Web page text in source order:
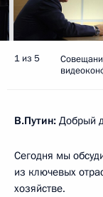
1 из 5
В.Путин: Добрый
Сегодня мы
из ключевых
хозяйстве.